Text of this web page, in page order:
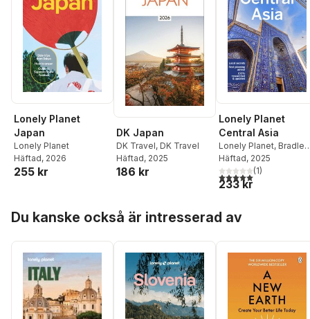
Lonely Planet
Japan
Lonely Planet
Häftad, 2026
255 kr
DK Japan
DK Travel, DK Travel
Häftad, 2025
186 kr
Lonely Planet
Central Asia
Lonely Planet, Bradley
Mayhew,Mark Elliott
Anna Kaminski
Stephen Lioy
Häftad, 2025
5,0utav 5 stjärnor.
(1)
233 kr
Du kanske också är intresserad av